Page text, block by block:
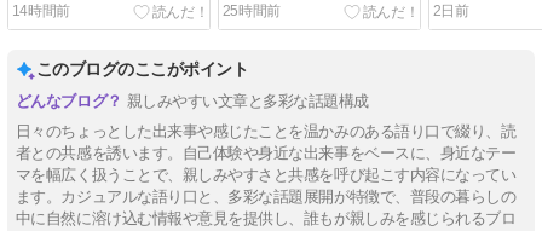
14時間前 25時間前 2日前
このブログのここがポイント
親しみやすい文章と多彩な話題構成
日々のちょっとした出来事や感じたことを温かみのある語り口で綴り、読
者との共感を誘います。自己体験や身近な出来事をベースに、身近なテー
マを幅広く扱うことで、親しみやすさと共感を呼び起こす内容になってい
ます。カジュアルな語り口と、多彩な話題展開が特徴で、普段の暮らしの
中に自然に溶け込む情報や意見を提供し、誰もが親しみを感じられるブロ